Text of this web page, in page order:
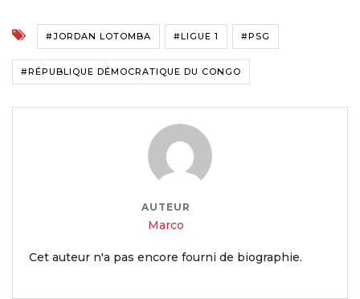
#JORDAN LOTOMBA #LIGUE 1 #PSG
#RÉPUBLIQUE DÉMOCRATIQUE DU CONGO
AUTEUR
Marco
Cet auteur n'a pas encore fourni de biographie.